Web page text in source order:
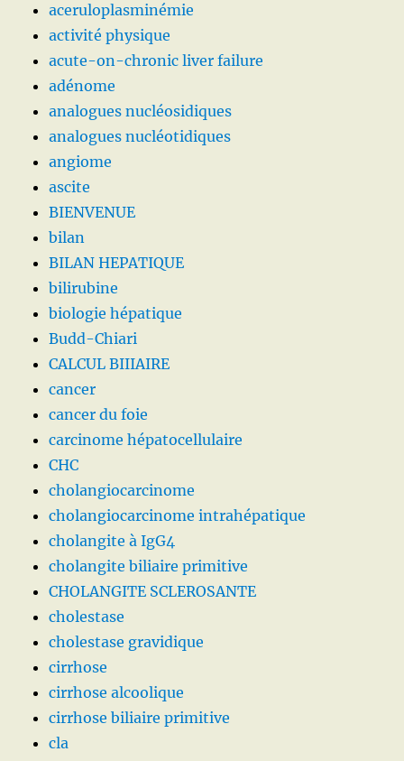
aceruloplasminémie
activité physique
acute-on-chronic liver failure
adénome
analogues nucléosidiques
analogues nucléotidiques
angiome
ascite
BIENVENUE
bilan
BILAN HEPATIQUE
bilirubine
biologie hépatique
Budd-Chiari
CALCUL BIIIAIRE
cancer
cancer du foie
carcinome hépatocellulaire
CHC
cholangiocarcinome
cholangiocarcinome intrahépatique
cholangite à IgG4
cholangite biliaire primitive
CHOLANGITE SCLEROSANTE
cholestase
cholestase gravidique
cirrhose
cirrhose alcoolique
cirrhose biliaire primitive
cla